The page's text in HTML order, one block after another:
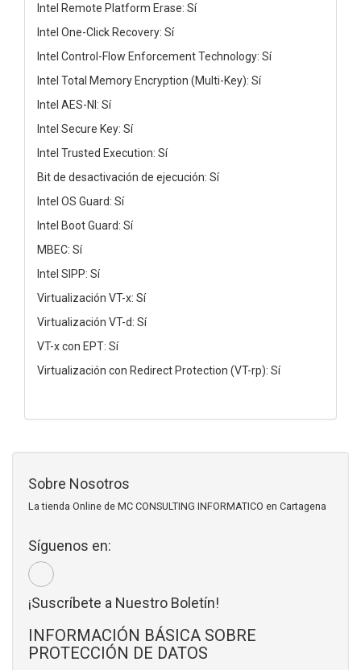
Intel Remote Platform Erase: Sí
Intel One-Click Recovery: Sí
Intel Control-Flow Enforcement Technology: Sí
Intel Total Memory Encryption (Multi-Key): Sí
Intel AES-NI: Sí
Intel Secure Key: Sí
Intel Trusted Execution: Sí
Bit de desactivación de ejecución: Sí
Intel OS Guard: Sí
Intel Boot Guard: Sí
MBEC: Sí
Intel SIPP: Sí
Virtualización VT-x: Sí
Virtualización VT-d: Sí
VT-x con EPT: Sí
Virtualización con Redirect Protection (VT-rp): Sí
Sobre Nosotros
La tienda Online de MC CONSULTING INFORMATICO en Cartagena
Síguenos en:
¡Suscríbete a Nuestro Boletín!
INFORMACIÓN BÁSICA SOBRE
PROTECCIÓN DE DATOS